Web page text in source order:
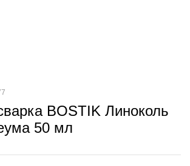
BOSTIK Линоколь
50 мл